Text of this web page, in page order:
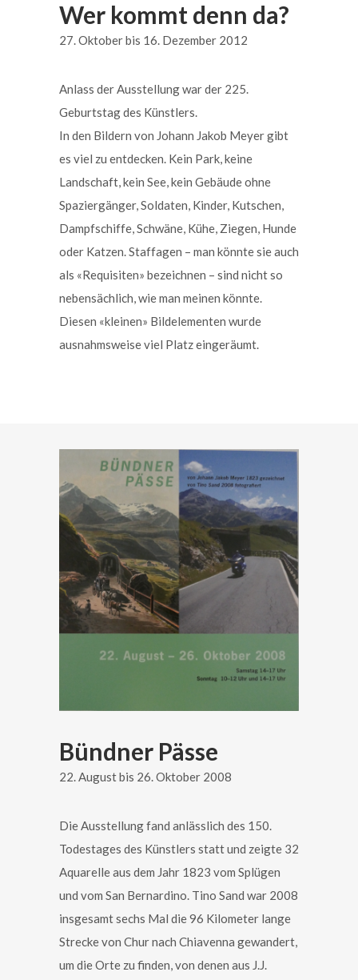
Wer kommt denn da?
27. Oktober bis 16. Dezember 2012
Anlass der Ausstellung war der 225.
Geburtstag des Künstlers.
In den Bildern von Johann Jakob Meyer gibt
es viel zu entdecken. Kein Park, keine
Landschaft, kein See, kein Gebäude ohne
Spaziergänger, Soldaten, Kinder, Kutschen,
Dampfschiffe, Schwäne, Kühe, Ziegen, Hunde
oder Katzen. Staffagen – man könnte sie auch
als «Requisiten» bezeichnen – sind nicht so
nebensächlich, wie man meinen könnte.
Diesen «kleinen» Bildelementen wurde
ausnahmsweise viel Platz eingeräumt.
Bündner Pässe
22. August bis 26. Oktober 2008
Die Ausstellung fand anlässlich des 150.
Todestages des Künstlers statt und zeigte 32
Aquarelle aus dem Jahr 1823 vom Splügen
und vom San Bernardino. Tino Sand war 2008
insgesamt sechs Mal die 96 Kilometer lange
Strecke von Chur nach Chiavenna gewandert,
um die Orte zu finden, von denen aus J.J.